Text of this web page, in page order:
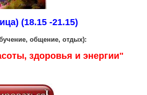
(18.15 -21.15)
общение, отдых):
здоровья и энергии"